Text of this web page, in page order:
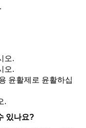
오.
오.
윤활제로 윤활하십
.
있나요?